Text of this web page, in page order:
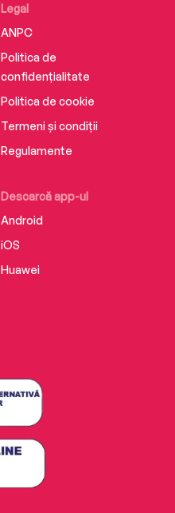
Descarcă app-ul
Android
iOS
Huawei
Legal
ANPC
Politica de
confidențialitate
Politica de cookie
Termeni și condiții
Regulamente